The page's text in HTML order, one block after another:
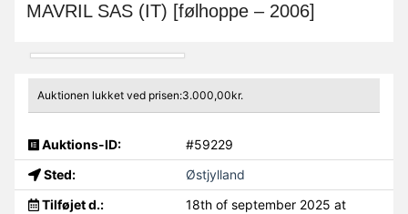
MAVRIL SAS (IT) [følhoppe – 2006]
Auktionen lukket ved prisen:3.000,00kr.
Auktions-ID:
#59229
Sted:
Østjylland
Tilføjet d.:
18th of september 2025 at